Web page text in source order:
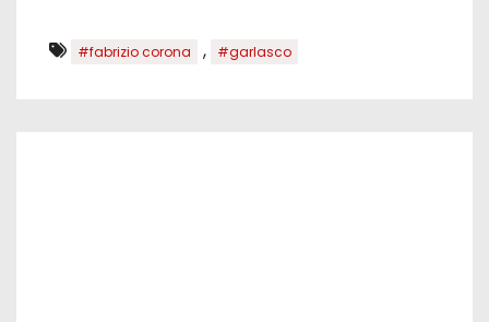
#fabrizio corona , #garlasco